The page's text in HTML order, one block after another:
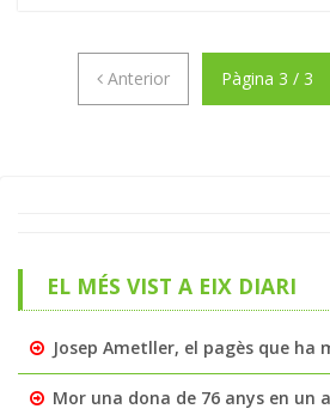
AnteriorAnteriorPàgina 3 / 3
EL MÉS VIST A EIX DIARI
Josep Ametller, el pagès que
Mor una dona de 76 anys en un